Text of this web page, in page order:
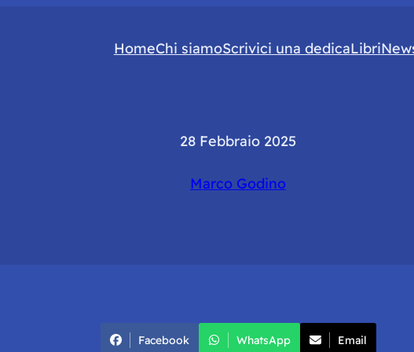
HomeChi siamoScrivici una dedicaLibri
28 Febbraio 2025
Marco Godino
Facebook WhatsApp Email